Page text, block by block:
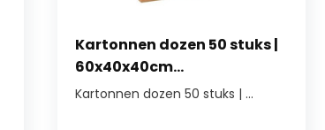
Kartonnen dozen 50 stuks |
60x40x40cm...
Kartonnen dozen 50 stuks | ...